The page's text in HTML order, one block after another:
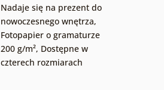
Nadaje się na prezent do
nowoczesnego wnętrza,
Fotopapier o gramaturze
200 g/m², Dostępne w
czterech rozmiarach